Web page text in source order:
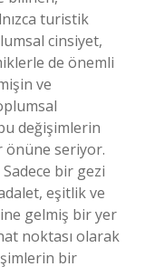
turistik
cinsiyet,
de önemli
ve
değişimlerin
seriyor.
bir gezi
eşitlik ve
gelmiş bir yer
noktası olarak
bir